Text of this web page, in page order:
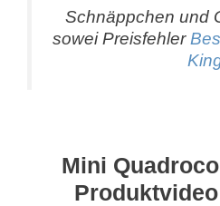
Schnäppchen und
sowei Preisfehler
Mini